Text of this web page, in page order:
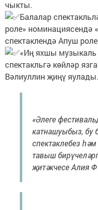
чыкты.
Балалар
роле»
спектаклендә Апуш
«Иң яхшы музыкаль
спектакльгә көйләр
Вәлиуллин җиңү яулады.
«Әлеге
катнашуыбыз, бу
спектаклебез
тавыш
җитәкчесе Алия